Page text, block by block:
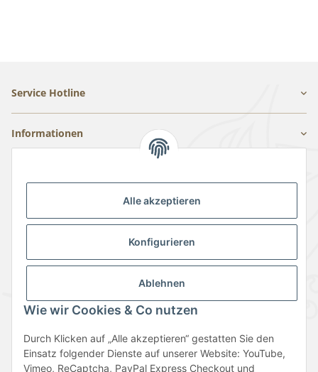
Alle akzeptieren
Konfigurieren
Ablehnen
Wie wir Cookies & Co nutzen
Durch Klicken auf „Alle akzeptieren“ gestatten Sie den
Einsatz folgender Dienste auf unserer Website: YouTube,
Vimeo, ReCaptcha, PayPal Express Checkout und
Service Hotline
Informationen
Vertrag widerrufen